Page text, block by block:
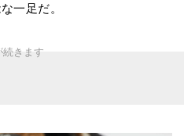
一足だ。